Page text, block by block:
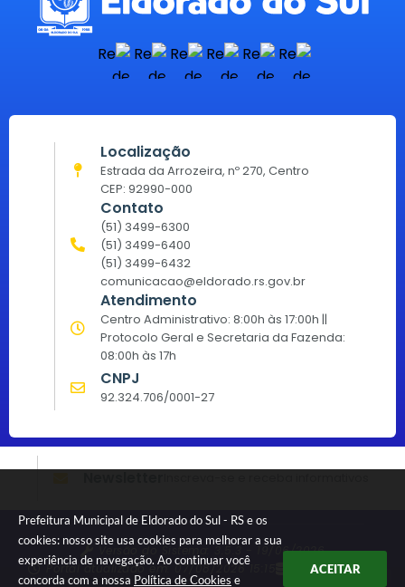
Prefeitura Municipal de Eldorado do Sul - RS e os
cookies: nosso site usa cookies para melhorar a sua
experiência de navegação. Ao continuar você
concorda com a nossa Política de Cookies e
ACEITAR
Localização
Estrada da Arrozeira, nº 270, Centro
CEP: 92990-000
Contato
(51) 3499-6300
(51) 3499-6400
(51) 3499-6432
comunicacao@eldorado.rs.gov.br
Atendimento
Centro Administrativo: 8:00h às 17:00h ||
Protocolo Geral e Secretaria da Fazenda:
08:00h às 17h
CNPJ
92.324.706/0001-27
Versão do Sistema:
3.5.3 - 19/06/2026
Portal atualizado em: 07/08/2026 15:15 Dados Abertos